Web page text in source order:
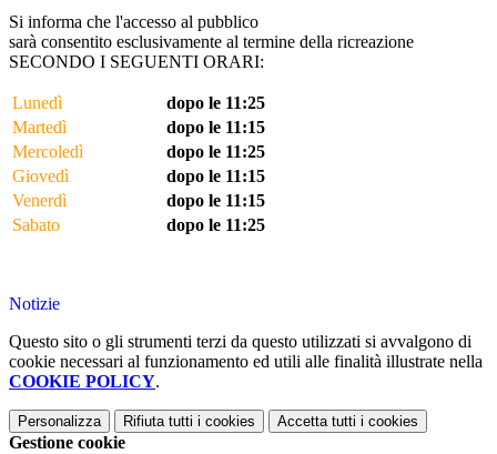
Si informa che l'accesso al pubblico
sarà consentito esclusivamente al termine della ricreazione
SECONDO I SEGUENTI ORARI:
Lunedì
dopo le 11:25
Martedì
dopo le 11:15
Mercoledì
dopo le 11:25
Giovedì
dopo le 11:15
Venerdì
dopo le 11:15
Sabato
dopo le 11:25
Notizie
Questo sito o gli strumenti terzi da questo utilizzati si avvalgono di
cookie necessari al funzionamento ed utili alle finalità illustrate nella
COOKIE POLICY.
Personalizza Rifiuta tutti i cookies Accetta tutti i cookies
Gestione cookie